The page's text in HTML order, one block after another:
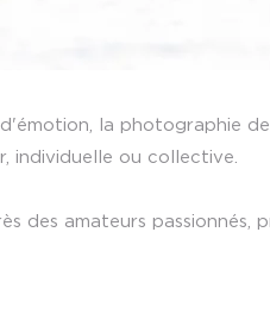
la photographie
individuelle ou collective.
des amateurs